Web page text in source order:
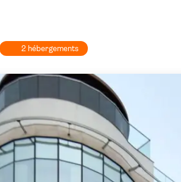
2 hébergements